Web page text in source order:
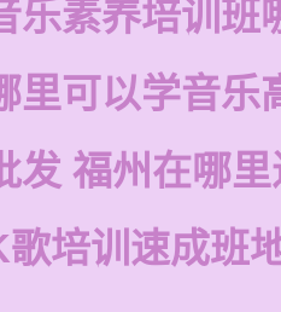
乐素养培训班
里可以学音乐
发 福州在哪
培训速成班